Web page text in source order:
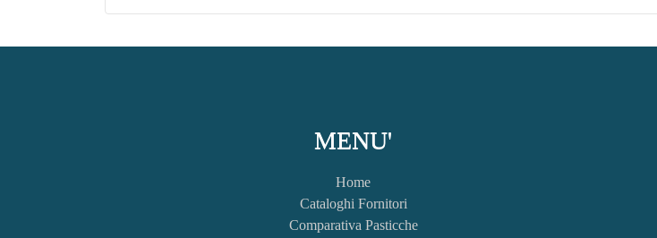
MENU'
Home
Cataloghi Fornitori
Comparativa Pasticche